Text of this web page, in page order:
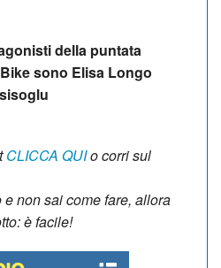
della puntata
sono Elisa Longo
CLICCA QUIo corri sul
non sai come fare, allora
è facile!